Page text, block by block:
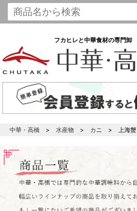
フカヒレと中華食材の専門卸
中華・高橋 水産物 カニ 上海蟹